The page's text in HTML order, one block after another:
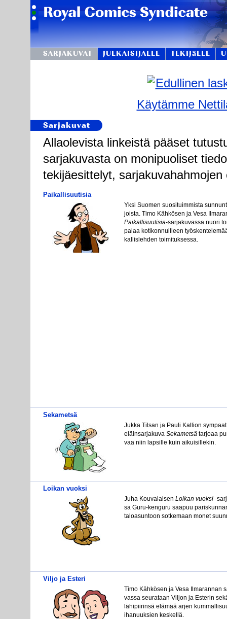
SARJAKUVAT JULKAISIJALLE TEKIJäLLE
Käytämme
Sarjakuvat
Allaolevista linkeistä pääset
sarjakuvasta on monipuoliset
tekijäesittelyt,
Paikallisuutisia
Yk­si Suo­men suo­si­tuim­mis­ta
jois­ta. Ti­mo Käh­kö­sen ja Ve­sa
Pai­kal­lis­uu­ti­sia-sar­ja­ku­vas­sa nuo­ri
pa­laa ko­ti­kon­nuil­leen
kal­lis­leh­den toi­mi­tuk­ses­sa.
Sekametsä
Juk­ka Til­san ja Pau­li Kal­lion
eläin­sar­ja­ku­va Se­ka­met­sätar­jo­aa
vaa niin lap­sil­le kuin ai­kui­sil­le­kin.
Loikan vuoksi
Ju­ha Kou­va­lai­sen Loi­kan vuok­si-
sa Gu­ru-ken­gu­ru saa­puu
ta­loa­sun­toon sot­ke­maan mo­net
Viljo ja Esteri
Ti­mo Käh­kö­sen ja Ve­sa Il­ma­ran­nan
vas­sa seu­ra­taan Vil­jon ja Es­te­rin
lä­hi­pii­rin­sä elä­mää ar­jen
iha­nuuk­sien kes­kel­lä.